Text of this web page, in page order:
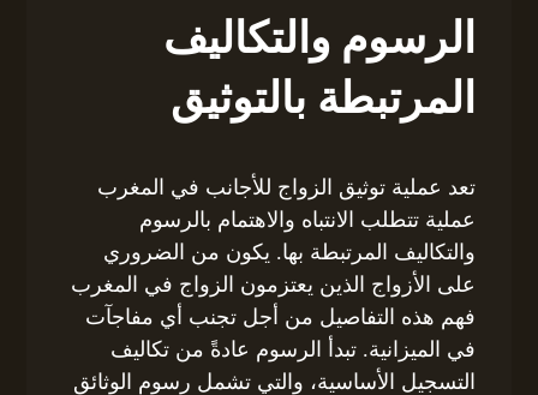
الرسوم والتكاليف
المرتبطة بالتوثيق
تعد عملية توثيق الزواج للأجانب في المغرب
عملية تتطلب الانتباه والاهتمام بالرسوم
والتكاليف المرتبطة بها. يكون من الضروري
على الأزواج الذين يعتزمون الزواج في المغرب
فهم هذه التفاصيل من أجل تجنب أي مفاجآت
في الميزانية. تبدأ الرسوم عادةً من تكاليف
التسجيل الأساسية، والتي تشمل رسوم الوثائق